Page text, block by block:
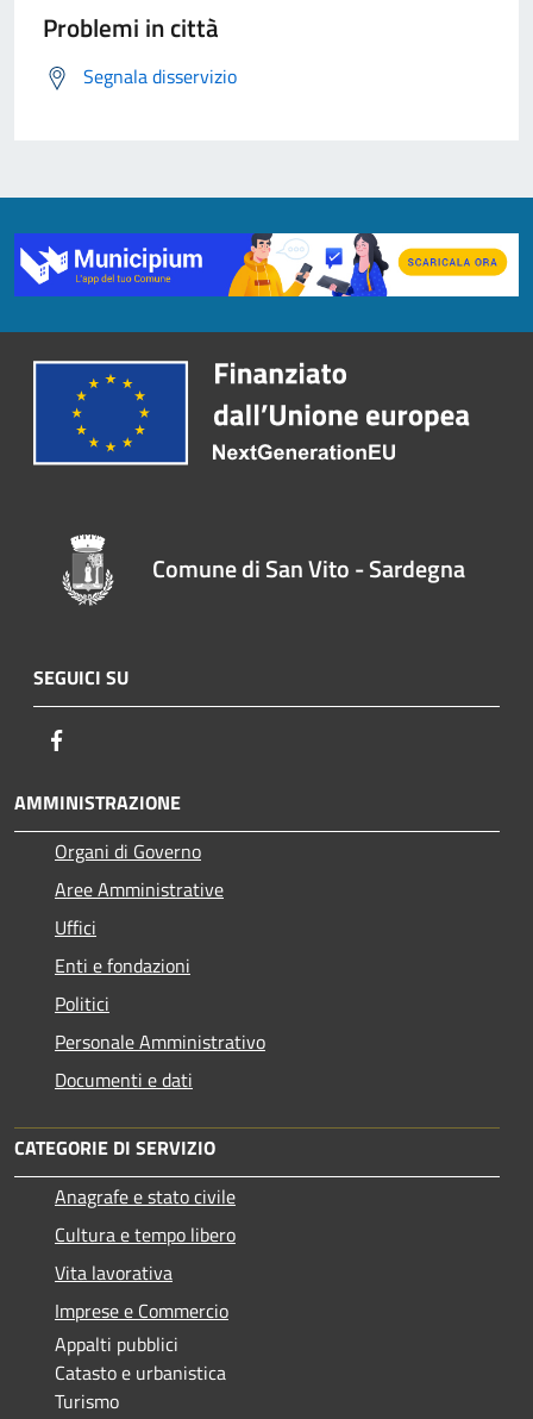
Problemi in città
Segnala disservizio
Comune di San Vito - Sardegna
SEGUICI SU
AMMINISTRAZIONE
Organi di Governo
Aree Amministrative
Uffici
Enti e fondazioni
Politici
Personale Amministrativo
Documenti e dati
CATEGORIE DI SERVIZIO
Anagrafe e stato civile
Cultura e tempo libero
Vita lavorativa
Imprese e Commercio
Appalti pubblici
Catasto e urbanistica
Turismo